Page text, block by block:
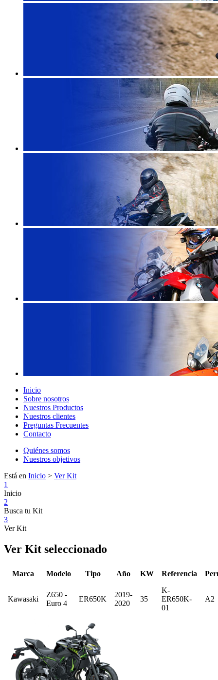
Inicio
Sobre nosotros
Nuestros Productos
Nuestros clientes
Preguntas Frecuentes
Contacto
Quiénes somos
Nuestros objetivos
Está en Inicio > Ver Kit
1
Inicio
2
Busca tu Kit
3
Ver Kit
Ver Kit seleccionado
Marca Modelo Tipo Año KW Referencia
Kawasaki
Z650 -
Euro 4
ER650K
2019-
2020
35
K-
ER650K-
01
A2